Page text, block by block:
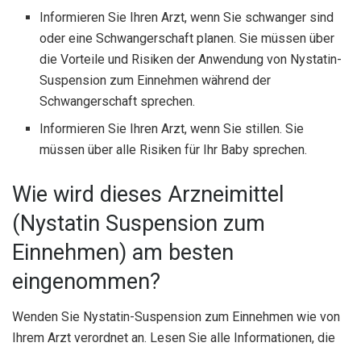
Informieren Sie Ihren Arzt, wenn Sie schwanger sind
oder eine Schwangerschaft planen. Sie müssen über
die Vorteile und Risiken der Anwendung von Nystatin-
Suspension zum Einnehmen während der
Schwangerschaft sprechen.
Informieren Sie Ihren Arzt, wenn Sie stillen. Sie
müssen über alle Risiken für Ihr Baby sprechen.
Wie wird dieses Arzneimittel
(Nystatin Suspension zum
Einnehmen) am besten
eingenommen?
Wenden Sie Nystatin-Suspension zum Einnehmen wie von
Ihrem Arzt verordnet an. Lesen Sie alle Informationen, die